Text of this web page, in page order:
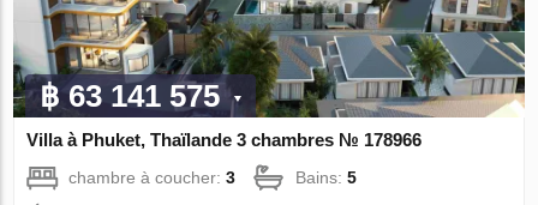
฿ 63 141 575
Villa à Phuket, Thaïlande 3 chambres № 178966
chambre à coucher:3 Bains:5